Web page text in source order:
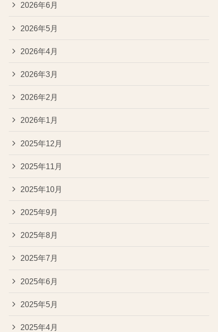
2026年6月
2026年5月
2026年4月
2026年3月
2026年2月
2026年1月
2025年12月
2025年11月
2025年10月
2025年9月
2025年8月
2025年7月
2025年6月
2025年5月
2025年4月